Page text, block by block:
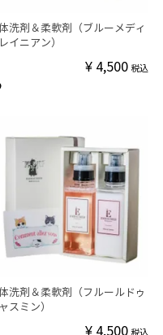
洗剤＆柔軟剤（ブルーメディ
イニアン）
¥ 4,500 税込
洗剤＆柔軟剤（フルールドゥ
スミン）
¥ 4,500 税込